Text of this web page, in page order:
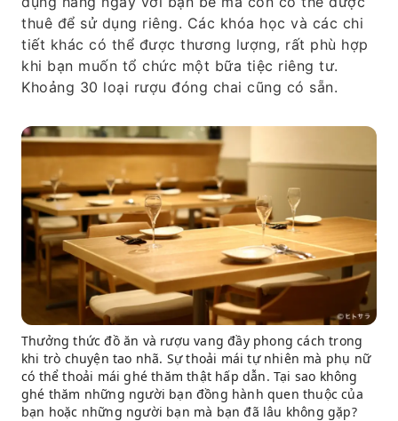
thuê để sử dụng riêng. Các khóa học và các chi
tiết khác có thể được thương lượng, rất phù hợp
khi bạn muốn tổ chức một bữa tiệc riêng tư.
Khoảng 30 loại rượu đóng chai cũng có sẵn.
Thưởng thức đồ ăn và rượu vang đầy phong cách trong
khi trò chuyện tao nhã. Sự thoải mái tự nhiên mà phụ nữ
có thể thoải mái ghé thăm thật hấp dẫn. Tại sao không
ghé thăm những người bạn đồng hành quen thuộc của
bạn hoặc những người bạn mà bạn đã lâu không gặp?